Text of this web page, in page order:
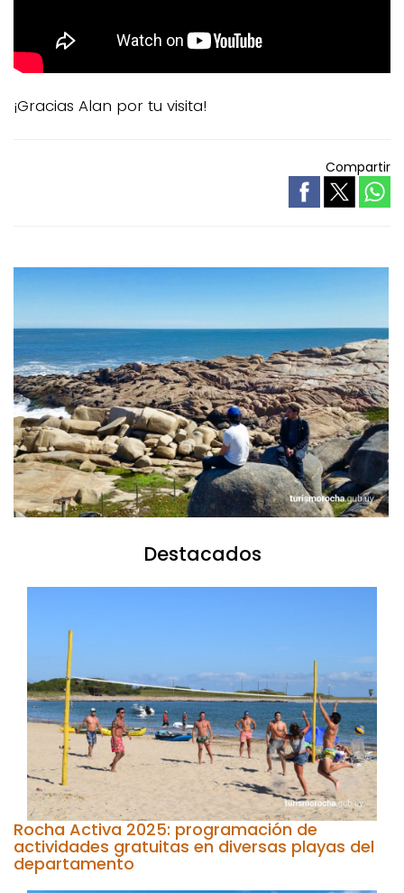
¡Gracias Alan por tu visita!
Compartir
Destacados
Rocha Activa 2025: programación de
actividades gratuitas en diversas playas del
departamento